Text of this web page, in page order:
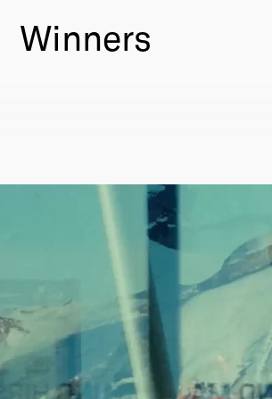
Winners